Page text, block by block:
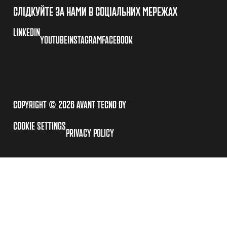
СЛІДКУЙТЕ ЗА НАМИ В СОЦІАЛЬНИХ МЕРЕЖАХ
LINKEDIN
YOUTUBEINSTAGRAMFACEBOOK
COPYRIGHT © 2026 AVANT TECNO OY
COOKIE SETTINGS
PRIVACY POLICY